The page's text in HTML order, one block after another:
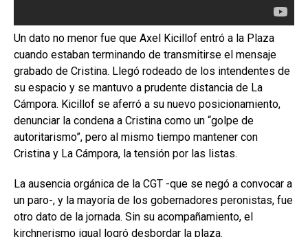
Un dato no menor fue que Axel Kicillof entró a la Plaza
cuando estaban terminando de transmitirse el mensaje
grabado de Cristina. Llegó rodeado de los intendentes de
su espacio y se mantuvo a prudente distancia de La
Cámpora. Kicillof se aferró a su nuevo posicionamiento,
denunciar la condena a Cristina como un “golpe de
autoritarismo”, pero al mismo tiempo mantener con
Cristina y La Cámpora, la tensión por las listas.
La ausencia orgánica de la CGT -que se negó a convocar a
un paro-, y la mayoría de los gobernadores peronistas, fue
otro dato de la jornada. Sin su acompañamiento, el
kirchnerismo igual logró desbordar la plaza.